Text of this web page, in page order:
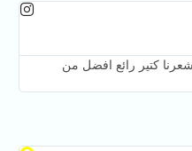
شعرنا كتير رائع افضل من